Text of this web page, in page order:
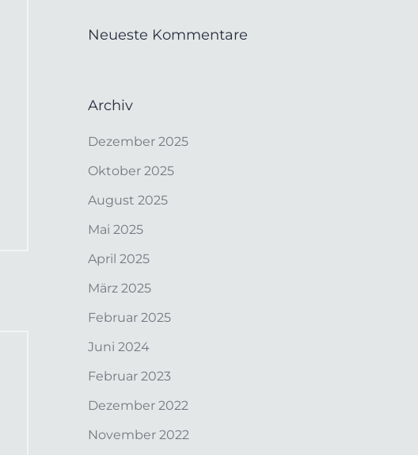
Neueste Kommentare
Archiv
Dezember 2025
Oktober 2025
August 2025
Mai 2025
April 2025
März 2025
Februar 2025
Juni 2024
Februar 2023
Dezember 2022
November 2022